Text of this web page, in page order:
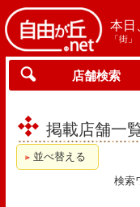
本日
「街
店舗検索
掲載店舗一
並べ替える
検索